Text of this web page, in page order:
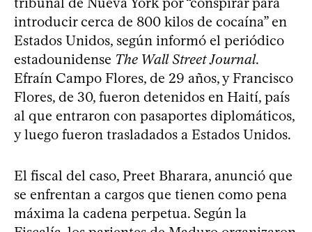
introducir cerca de 800 kilos de cocaína” en
Estados Unidos, según informó el periódico
estadounidense The Wall Street Journal.
Efraín Campo Flores, de 29 años, y Francisco
Flores, de 30, fueron detenidos en Haití, país
al que entraron con pasaportes diplomáticos,
y luego fueron trasladados a Estados Unidos.
El fiscal del caso, Preet Bharara, anunció que
se enfrentan a cargos que tienen como pena
máxima la cadena perpetua. Según la